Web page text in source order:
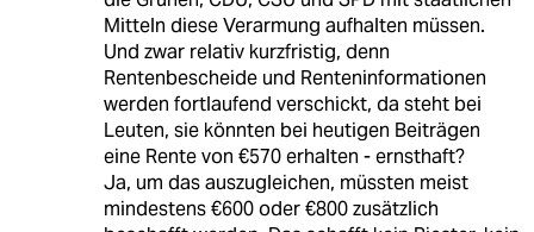
Mitteln diese Verarmung aufhalten müssen.
Und zwar relativ kurzfristig, denn
Rentenbescheide und Renteninformationen
werden fortlaufend verschickt, da steht bei
Leuten, sie könnten bei heutigen Beiträgen
eine Rente von €570 erhalten - ernsthaft?
Ja, um das auszugleichen, müssten meist
mindestens €600 oder €800 zusätzlich